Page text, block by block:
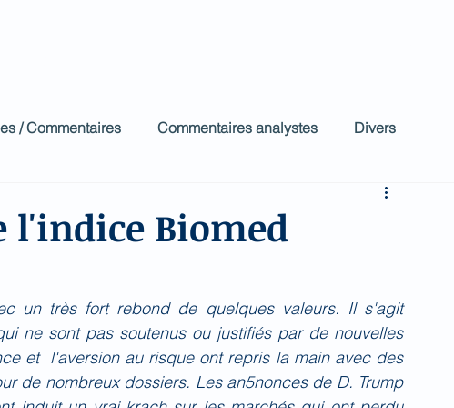
/ Commentaires Commentaires analystes Divers
l'indice Biomed
un très fort rebond de quelques valeurs. Il s'agit
ne sont pas soutenus ou justifiés par de nouvelles
et  l'aversion au risque ont repris la main avec des
de nombreux dossiers. Les an5nonces de D. Trump